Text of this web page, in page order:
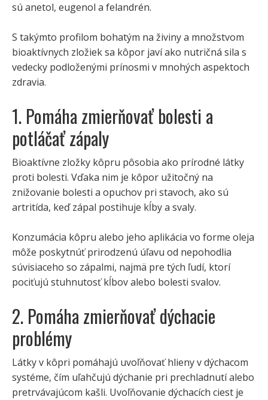
sú anetol, eugenol a felandrén.
S takýmto profilom bohatým na živiny a množstvom
bioaktívnych zložiek sa kôpor javí ako nutričná sila s
vedecky podloženými prínosmi v mnohých aspektoch
zdravia.
1. Pomáha zmierňovať bolesti a
potláčať zápaly
Bioaktívne zložky kôpru pôsobia ako prírodné látky
proti bolesti. Vďaka nim je kôpor užitočný na
znižovanie bolesti a opuchov pri stavoch, ako sú
artritída, keď zápal postihuje kĺby a svaly.
Konzumácia kôpru alebo jeho aplikácia vo forme oleja
môže poskytnúť prirodzenú úľavu od nepohodlia
súvisiaceho so zápalmi, najmä pre tých ľudí, ktorí
pociťujú stuhnutosť kĺbov alebo bolesti svalov.
2. Pomáha zmierňovať dýchacie
problémy
Látky v kôpri pomáhajú uvoľňovať hlieny v dýchacom
systéme, čím uľahčujú dýchanie pri prechladnutí alebo
pretrvávajúcom kašli. Uvoľňovanie dýchacích ciest je